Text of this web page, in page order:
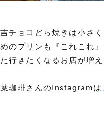
吉チョコどら焼きは小さ
のプリンも『これこれ
た行きたくなるお店が増
珈琲さんのInstagramは